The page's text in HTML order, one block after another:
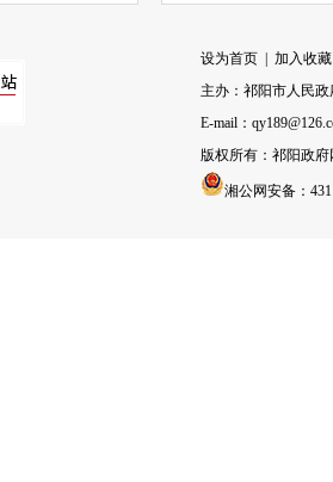
设为首页
加入收藏
主办：祁阳市人民
E-mail：
版权所有：祁阳政
湘公网安备：